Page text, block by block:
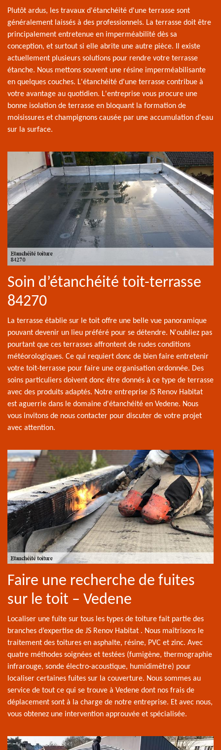
Plutôt ardus, les travaux d'étanchéité d'une terrasse sont
généralement laissés à des professionnels. La terrasse doit être
principalement entretenue en imperméabilité dès sa
conception, et surtout si elle abrite une autre pièce. Il existe
actuellement plusieurs solutions pour rendre votre terrasse
étanche. Nous mettons souvent une résine imperméabilisante
en quelques couches. L'étanchéité d'une terrasse contribue à
votre avantage au quotidien. L'entreprise vous procure une
bonne isolation de terrasse en bloquant la formation de
moisissures et champignons causée par une accumulation d'eau
sur la surface.
Soin d’étanchéité toit-terrasse
84270
La terrasse établie sur le toit offre une belle vue panoramique
pouvant devenir un lieu préféré pour se détendre. N'oubliez pas
pourtant que ces terrasses affrontent de rudes conditions
météorologiques. Ce qui requiert donc de bien faire entretenir
votre toit-terrasse pour faire une organisation ordonnée. Des
soins particuliers doivent donc être donnés à ce type de terrasse
avec des produits adaptés. Notre entreprise JS Renov Habitat
est aguerrie dans le domaine d'étanchéité en Vedene. Nous
vous invitons de nous contacter pour discuter de votre projet
avec attention.
Faire une recherche de fuites
sur le toit – Vedene
Localiser une fuite sur tous les types de toiture fait partie des
branches d’expertise de JS Renov Habitat . Nous maîtrisons le
traitement des toitures en asphalte, résine, PVC et zinc. Avec
quatre méthodes soignées et testées (fumigène, thermographie
infrarouge, sonde électro-acoustique, humidimètre) pour
localiser certaines fuites sur la couverture. Nous sommes au
service de tout ce qui se trouve à Vedene dont nos frais de
déplacement sont à la charge de notre entreprise. Et avec nous,
vous obtenez une intervention approuvée et spécialisée.